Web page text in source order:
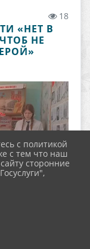
18
«НЕТ В
НЕ
с политикой
с тем что наш
сторонние